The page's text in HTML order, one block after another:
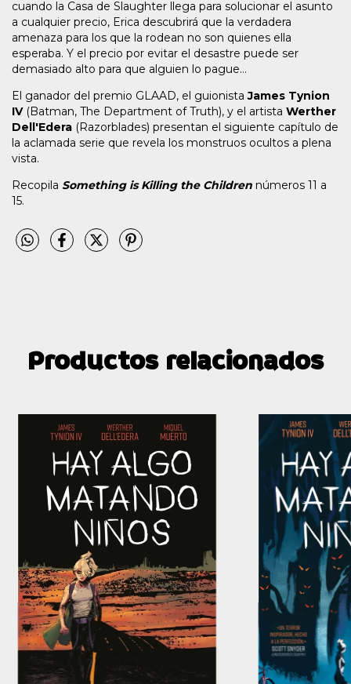
cuando la Casa de Slaughter llega para solucionar el asunto
a cualquier precio, Erica descubrirá que la verdadera
amenaza para los que la rodean no son quienes ella
esperaba. Y el precio por evitar el desastre puede ser
demasiado alto para que alguien lo pague…
El ganador del premio GLAAD, el guionistaJames Tynion
IV(Batman, The Department of Truth), y el artista Werther
Dell'Edera (Razorblades) presentan el siguiente capítulo de
la aclamada serie que revela los monstruos ocultos a plena
vista.
Recopila Something is Killing the Children números 11 a
15.
Productos relacionados